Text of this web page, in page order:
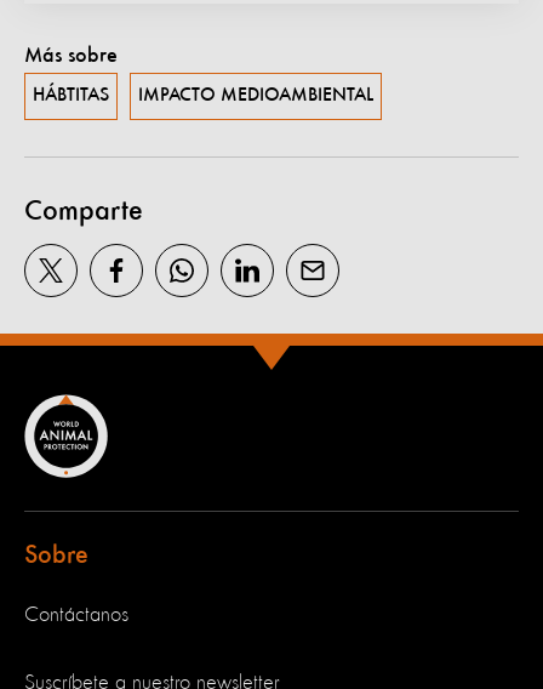
Más sobre
HÁBTITAS IMPACTO MEDIOAMBIENTAL
Comparte
Sobre
Contáctanos
Suscríbete a nuestro newsletter